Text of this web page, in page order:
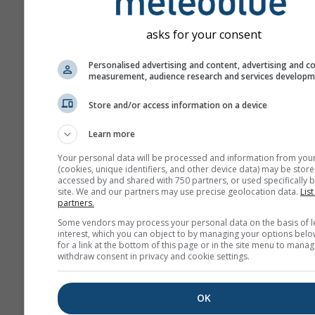
სულფატის ნაწილაკები.
SO₂-ზე მოკლევადიანმა
დააზიანოს ადამიანის
სისტემა და გაართულოს
სუნთქვა.
წარმოქმნას, რაც
საზიანო იყოს
ეკოსისტემებისთვის.
ასთმიანი ადამიანები
განსაკუთრებით
მგრძნობიარეები არიან
გავლენის მიმართ.
asks for your consent
Personalised advertising and content, advertising and
measurement, audience research and services
Store and/or access information on a device
Learn more
Your personal data will be processed and information from
(cookies, unique identifiers, and other device data) may be
accessed by and shared with 750 partners, or used specifically
site. We and our partners may use precise geolocation data.
partners.
Some vendors may process your personal data on the basis of
interest, which you can object to by managing your options
for a link at the bottom of this page or in the site menu to
withdraw consent in privacy and cookie settings.
OK